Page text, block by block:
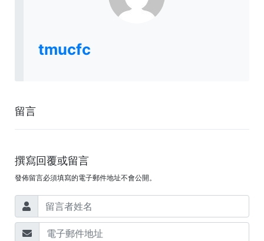
tmucfc
留言
撰寫回覆或留言
發佈留言必須填寫的電子郵件地址不會公開。